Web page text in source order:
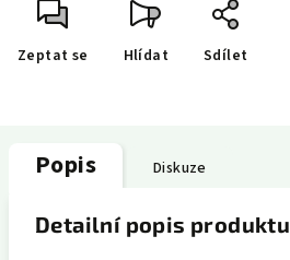
Zeptat se Hlídat Sdílet
Popis Diskuze
Detailní popis produktu